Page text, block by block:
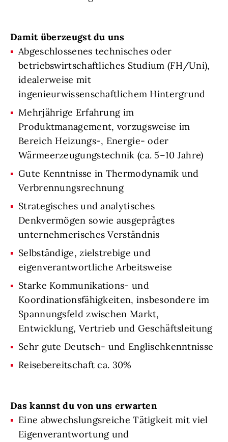
Damit überzeugst du uns
Abgeschlossenes technisches oder
betriebswirtschaftliches Studium (FH/Uni),
idealerweise mit
ingenieurwissenschaftlichem Hintergrund
Mehrjährige Erfahrung im
Produktmanagement, vorzugsweise im
Bereich Heizungs-, Energie- oder
Wärmeerzeugungstechnik (ca. 5–10 Jahre)
Gute Kenntnisse in Thermodynamik und
Verbrennungsrechnung
Strategisches und analytisches
Denkvermögen sowie ausgeprägtes
unternehmerisches Verständnis
Selbständige, zielstrebige und
eigenverantwortliche Arbeitsweise
Starke Kommunikations- und
Koordinationsfähigkeiten, insbesondere im
Spannungsfeld zwischen Markt,
Entwicklung, Vertrieb und Geschäftsleitung
Sehr gute Deutsch- und Englischkenntnisse
Reisebereitschaft ca. 30%
Das kannst du von uns erwarten
Eine abwechslungsreiche Tätigkeit mit viel
Eigenverantwortung und